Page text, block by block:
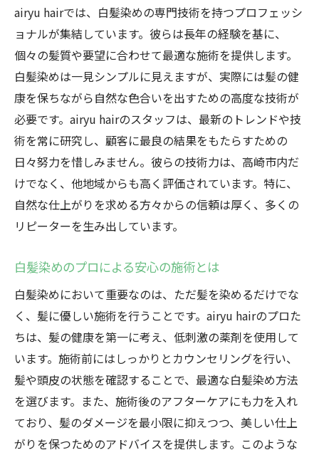
airyu hairでは、白髪染めの専門技術を持つプロフェッシ
ョナルが集結しています。彼らは長年の経験を基に、
個々の髪質や要望に合わせて最適な施術を提供します。
白髪染めは一見シンプルに見えますが、実際には髪の健
康を保ちながら自然な色合いを出すための高度な技術が
必要です。airyu hairのスタッフは、最新のトレンドや技
術を常に研究し、顧客に最良の結果をもたらすための
日々努力を惜しみません。彼らの技術力は、高崎市内だ
けでなく、他地域からも高く評価されています。特に、
自然な仕上がりを求める方々からの信頼は厚く、多くの
リピーターを生み出しています。
白髪染めのプロによる安心の施術とは
白髪染めにおいて重要なのは、ただ髪を染めるだけでな
く、髪に優しい施術を行うことです。airyu hairのプロた
ちは、髪の健康を第一に考え、低刺激の薬剤を使用して
います。施術前にはしっかりとカウンセリングを行い、
髪や頭皮の状態を確認することで、最適な白髪染め方法
を選びます。また、施術後のアフターケアにも力を入れ
ており、髪のダメージを最小限に抑えつつ、美しい仕上
がりを保つためのアドバイスを提供します。このような